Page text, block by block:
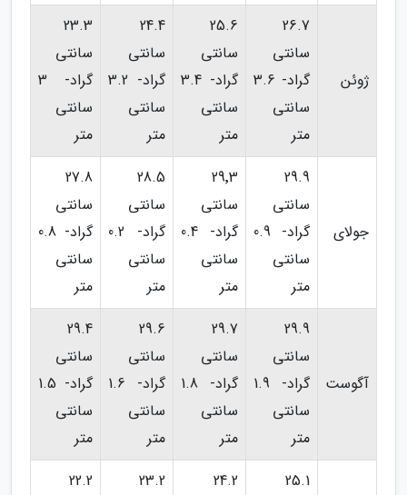
ژوئن
26.7
سانتی
گراد- 3.6
سانتی
متر
25.6
سانتی
گراد- 3.4
سانتی
متر
24.4
سانتی
گراد- 3.2
سانتی
متر
23.3
سانتی
گراد- 3
سانتی
متر
جولای
29.9
سانتی
گراد- 0.9
سانتی
متر
29٬3
سانتی
گراد- 0.4
سانتی
متر
28.5
سانتی
گراد- 0.2
سانتی
متر
27.8
سانتی
گراد- 0.8
سانتی
متر
آگوست
29.9
سانتی
گراد- 1.9
سانتی
متر
29.7
سانتی
گراد- 1.8
سانتی
متر
29.6
سانتی
گراد- 1.6
سانتی
متر
29.4
سانتی
گراد- 1.5
سانتی
متر
25.1
24.2
23.2
22.2